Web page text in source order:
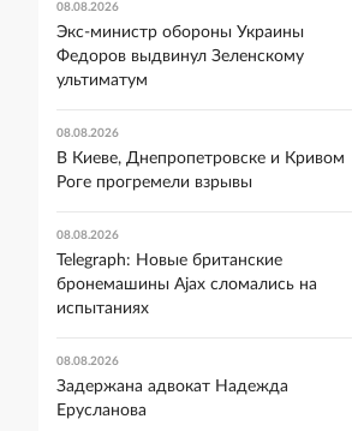
08.08.2026
Экс-министр обороны Украины
Федоров выдвинул Зеленскому
ультиматум
08.08.2026
В Киеве, Днепропетровске и Кривом
Роге прогремели взрывы
08.08.2026
Telegraph: Новые британские
бронемашины Ajax сломались на
испытаниях
08.08.2026
Задержана адвокат Надежда
Ерусланова